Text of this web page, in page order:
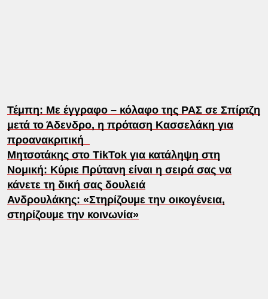
Τέμπη: Με έγγραφο – κόλαφο της ΡΑΣ σε Σπίρτζη
μετά το Άδενδρο, η πρόταση Κασσελάκη για
προανακριτική
Μητσοτάκης στο TikTok για κατάληψη στη
Νομική: Κύριε Πρύτανη είναι η σειρά σας να
κάνετε τη δική σας δουλειά
Ανδρουλάκης: «Στηρίζουμε την οικογένεια,
στηρίζουμε την κοινωνία»